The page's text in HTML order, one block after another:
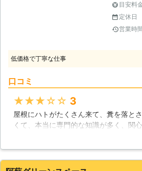
舞い上
尿は家
値を下
ョンのベ
トが侵入
避材を塗
いたと
綺麗に片
目安料
定休日
営業時
低価格で丁寧な仕事
口コミ
★★★★★ 3
屋根にハトがたくさん来て、糞を落と
くて、本当に専門的な知識が多く、関
日見積もりを頂きました。見積もり金